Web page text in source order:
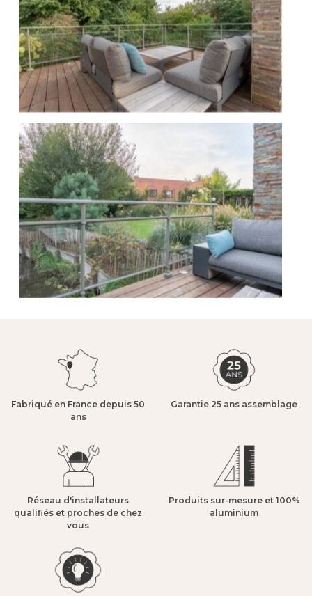
Fabriqué en France depuis 50
ans​
Garantie 25 ans assemblage​
Réseau d'installateurs
qualifiés et proches de chez
vous​
Produits sur-mesure et 100%
aluminium​